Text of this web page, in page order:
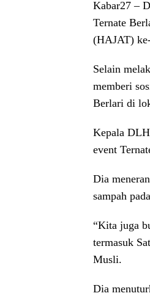
Kabar27 –
Ternate
(HAJAT)
Selain
memberi
Berlari di
Kepala
event
Dia
sampah
“Kita juga
termasuk
Musli.
Dia